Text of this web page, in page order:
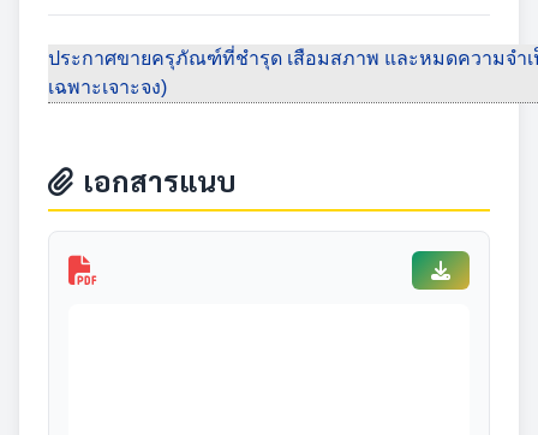
ประกาศขายครุภัณฑ์ที่ชำรุด เสือมสภาพ และหมดความจำเ
เฉพาะเจาะจง)
เอกสารแนบ